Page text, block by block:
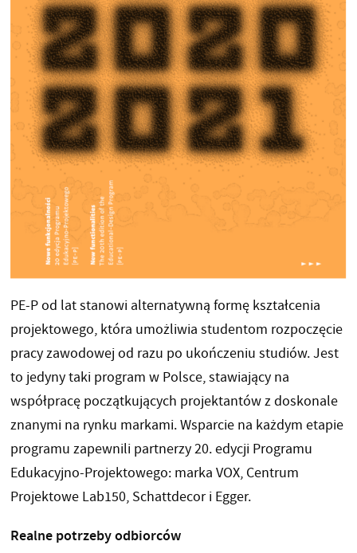
PE-P od lat stanowi alternatywną formę kształcenia
projektowego, która umożliwia studentom rozpoczęcie
pracy zawodowej od razu po ukończeniu studiów. Jest
to jedyny taki program w Polsce, stawiający na
współpracę początkujących projektantów z doskonale
znanymi na rynku markami. Wsparcie na każdym etapie
programu zapewnili partnerzy 20. edycji Programu
Edukacyjno-Projektowego: marka VOX, Centrum
Projektowe Lab150, Schattdecor i Egger.
Realne potrzeby odbiorców